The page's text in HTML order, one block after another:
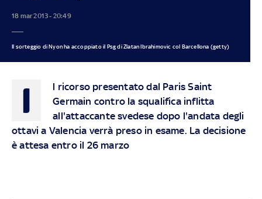
18 mar 2013 - 20:49
Il sorteggio di Nyon ha accoppiato il Psg di Zlatan Ibrahimovic col Barcellona (getty)
I
l ricorso presentato dal Paris Saint
Germain contro la squalifica inflitta
all'attaccante svedese dopo l'andata degli
ottavi a Valencia verrà preso in esame. La decisione
è attesa entro il 26 marzo